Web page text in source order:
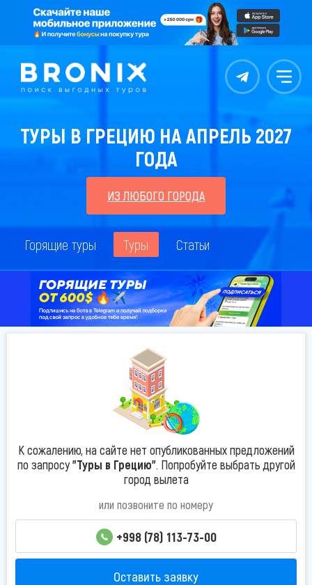
Контакты Меню
ТУРЫ В ГРЕЦИЮ НА АПРЕЛЬ 2027
ГОДА
ИЗ ЛЮБОГО ГОРОДА
Горящие туры Туры Статьи
К сожалению, на сайте нет опубликованных предложений
по запросу"Туры в Грецию". Попробуйте выбрать другой
город вылета
или позвоните по номеру
+998 (78) 113-73-00
Оставить заявку